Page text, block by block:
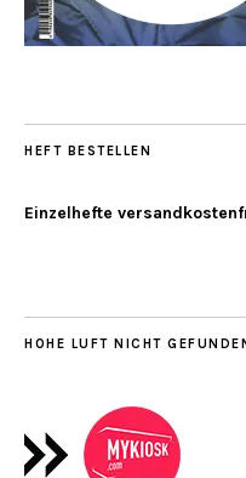
HEFT BESTELLEN
Einzelhefte
HOHE LUFT NICHT